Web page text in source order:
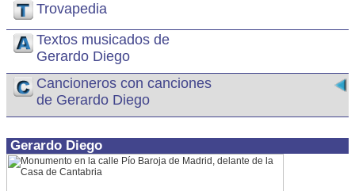
Trovapedia
Textos musicados de
Gerardo Diego
Cancioneros con canciones
de Gerardo Diego
Gerardo Diego